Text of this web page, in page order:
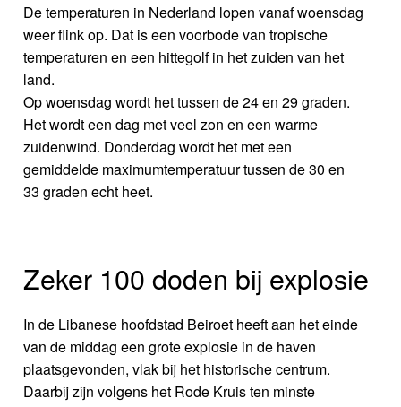
De temperaturen in Nederland lopen vanaf woensdag
weer flink op. Dat is een voorbode van tropische
temperaturen en een hittegolf in het zuiden van het
land.
Op woensdag wordt het tussen de 24 en 29 graden.
Het wordt een dag met veel zon en een warme
zuidenwind. Donderdag wordt het met een
gemiddelde maximumtemperatuur tussen de 30 en
33 graden echt heet.
Zeker 100 doden bij explosie
In de Libanese hoofdstad Beiroet heeft aan het einde
van de middag een grote explosie in de haven
plaatsgevonden, vlak bij het historische centrum.
Daarbij zijn volgens het Rode Kruis ten minste